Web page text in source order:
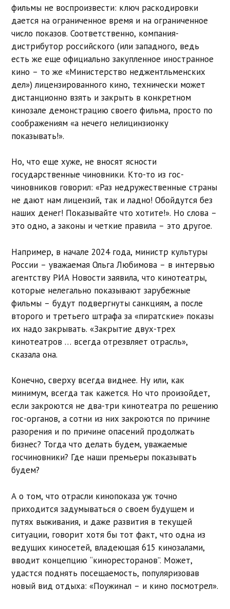
фильмы не воспроизвести: ключ раскодировки
дается на ограниченное время и на ограниченное
число показов. Соответственно, компания-
дистрибутор российского (или западного, ведь
есть же еще официально закупленное иностранное
кино – то же «Министерство неджентльменских
дел») лицензированного кино, технически может
дистанционно взять и закрыть в конкретном
кинозале демонстрацию своего фильма, просто по
соображениям «а нечего нелицинзионку
показывать!».
Но, что еще хуже, не вносят ясности
государственные чиновники. Кто-то из гос-
чиновников говорил: «Раз недружественные страны
не дают нам лицензий, так и ладно! Обойдутся без
наших денег! Показывайте что хотите!». Но слова –
это одно, а законы и четкие правила – это другое.
Например, в начале 2024 года, министр культуры
России – уважаемая Ольга Любимова – в интервью
агентству РИА Новости заявила, что кинотеатры,
которые нелегально показывают зарубежные
фильмы – будут подвергнуты санкциям, а после
второго и третьего штрафа за «пиратские» показы
их надо закрывать. «Закрытие двух-трех
кинотеатров … всегда отрезвляет отрасль»,
сказала она.
Конечно, сверху всегда виднее. Ну или, как
минимум, всегда так кажется. Но что произойдет,
если закроются не два-три кинотеатра по решению
гос-органов, а сотни из них закроются по причине
разорения и по причине опасений продолжать
бизнес? Тогда что делать будем, уважаемые
госчиновники? Где наши премьеры показывать
будем?
А о том, что отрасли кинопоказа уж точно
приходится задумываться о своем будущем и
путях выживания, и даже развития в текущей
ситуации, говорит хотя бы тот факт, что одна из
ведущих киносетей, владеющая 615 кинозалами,
вводит концепцию “киноресторанов”. Может,
удастся поднять посещаемость, популяризовав
новый вид отдыха: «Поужинал – и кино посмотрел».